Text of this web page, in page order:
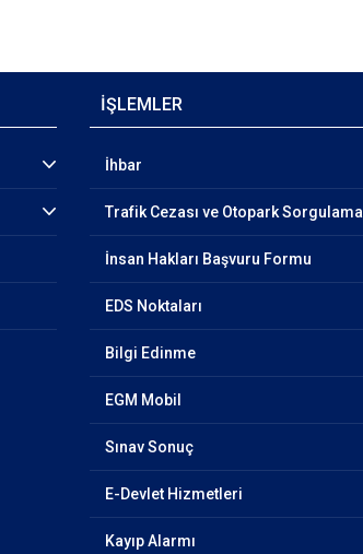
İŞLEMLER
İhbar
Trafik Cezası ve Otopark Sorgulama
İnsan Hakları Başvuru Formu
EDS Noktaları
Bilgi Edinme
EGM Mobil
Sınav Sonuç
E-Devlet Hizmetleri
Kayıp Alarmı